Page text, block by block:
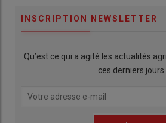
INSCRIPTION NEWSLETTER
Qu’est ce qui a agité les actualités
ces derniers jours